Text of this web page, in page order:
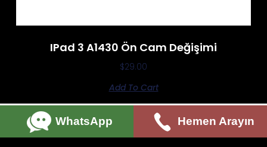
IPad 3 A1430 Ön Cam Değişimi
$29.00
Add To Cart
WhatsApp Hemen Arayın